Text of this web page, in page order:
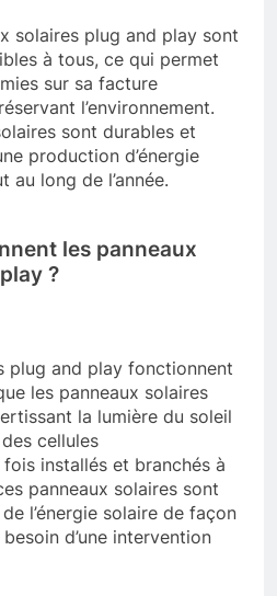
solaires plug and play sont
à tous, ce qui permet
sur sa facture
l’environnement.
sont durables et
production d’énergie
long de l’année.
les panneaux
?
plug and play fonctionnent
les panneaux solaires
la lumière du soleil
cellules
installés et branchés à
panneaux solaires sont
l’énergie solaire de façon
d’une intervention